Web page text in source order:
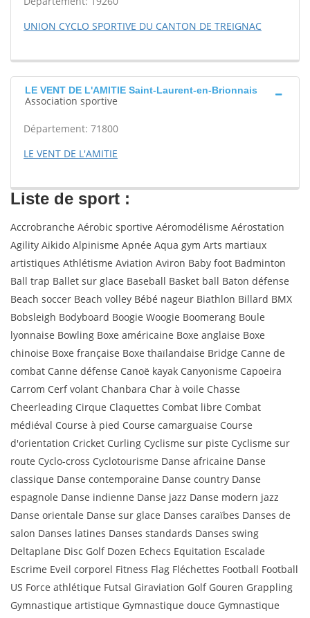
UNION CYCLO SPORTIVE DU CANTON DE TREIGNAC
LE VENT DE L'AMITIE Saint-Laurent-en-Brionnais
Association sportive
Département: 71800
LE VENT DE L'AMITIE
Liste de sport :
Accrobranche Aérobic sportive Aéromodélisme Aérostation
Agility Aikido Alpinisme Apnée Aqua gym Arts martiaux
artistiques Athlétisme Aviation Aviron Baby foot Badminton
Ball trap Ballet sur glace Baseball Basket ball Baton défense
Beach soccer Beach volley Bébé nageur Biathlon Billard BMX
Bobsleigh Bodyboard Boogie Woogie Boomerang Boule
lyonnaise Bowling Boxe américaine Boxe anglaise Boxe
chinoise Boxe française Boxe thaïlandaise Bridge Canne de
combat Canne défense Canoë kayak Canyonisme Capoeira
Carrom Cerf volant Chanbara Char à voile Chasse
Cheerleading Cirque Claquettes Combat libre Combat
médiéval Course à pied Course camarguaise Course
d'orientation Cricket Curling Cyclisme sur piste Cyclisme sur
route Cyclo-cross Cyclotourisme Danse africaine Danse
classique Danse contemporaine Danse country Danse
espagnole Danse indienne Danse jazz Danse modern jazz
Danse orientale Danse sur glace Danses caraïbes Danses de
salon Danses latines Danses standards Danses swing
Deltaplane Disc Golf Dozen Echecs Equitation Escalade
Escrime Eveil corporel Fitness Flag Fléchettes Football Football
US Force athlétique Futsal Giraviation Golf Gouren Grappling
Gymnastique artistique Gymnastique douce Gymnastique